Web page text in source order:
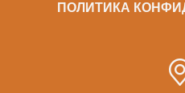
ПОЛИТИКА